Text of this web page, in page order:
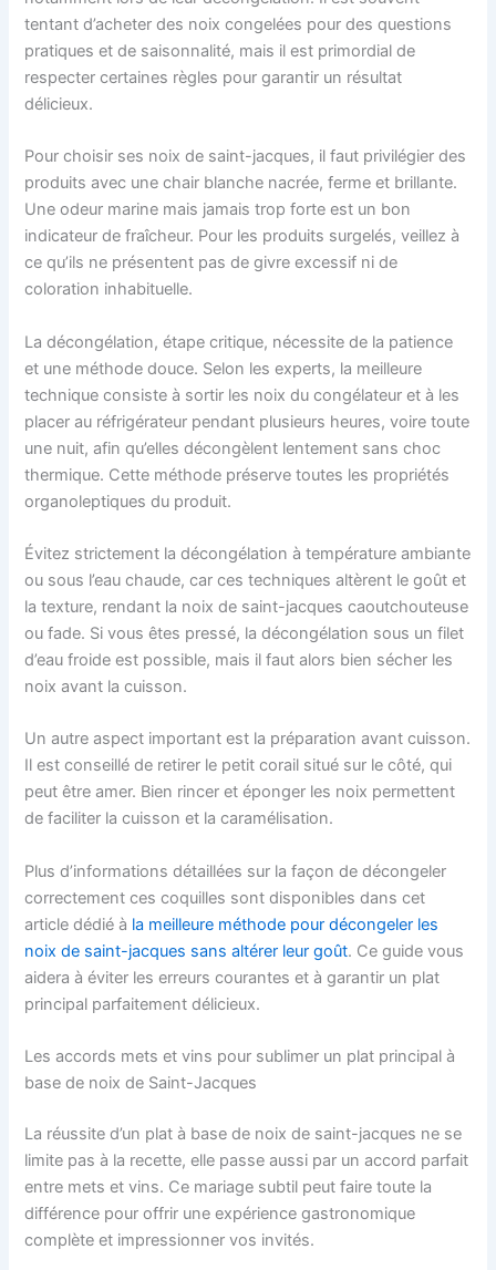
tentant d’acheter des noix congelées pour des questions
pratiques et de saisonnalité, mais il est primordial de
respecter certaines règles pour garantir un résultat
délicieux.
Pour choisir ses noix de saint-jacques, il faut privilégier des
produits avec une chair blanche nacrée, ferme et brillante.
Une odeur marine mais jamais trop forte est un bon
indicateur de fraîcheur. Pour les produits surgelés, veillez à
ce qu’ils ne présentent pas de givre excessif ni de
coloration inhabituelle.
La décongélation, étape critique, nécessite de la patience
et une méthode douce. Selon les experts, la meilleure
technique consiste à sortir les noix du congélateur et à les
placer au réfrigérateur pendant plusieurs heures, voire toute
une nuit, afin qu’elles décongèlent lentement sans choc
thermique. Cette méthode préserve toutes les propriétés
organoleptiques du produit.
Évitez strictement la décongélation à température ambiante
ou sous l’eau chaude, car ces techniques altèrent le goût et
la texture, rendant la noix de saint-jacques caoutchouteuse
ou fade. Si vous êtes pressé, la décongélation sous un filet
d’eau froide est possible, mais il faut alors bien sécher les
noix avant la cuisson.
Un autre aspect important est la préparation avant cuisson.
Il est conseillé de retirer le petit corail situé sur le côté, qui
peut être amer. Bien rincer et éponger les noix permettent
de faciliter la cuisson et la caramélisation.
Plus d’informations détaillées sur la façon de décongeler
correctement ces coquilles sont disponibles dans cet
article dédié à la meilleure méthode pour décongeler les
noix de saint-jacques sans altérer leur goût. Ce guide vous
aidera à éviter les erreurs courantes et à garantir un plat
principal parfaitement délicieux.
Les accords mets et vins pour sublimer un plat principal à
base de noix de Saint-Jacques
La réussite d’un plat à base de noix de saint-jacques ne se
limite pas à la recette, elle passe aussi par un accord parfait
entre mets et vins. Ce mariage subtil peut faire toute la
différence pour offrir une expérience gastronomique
complète et impressionner vos invités.